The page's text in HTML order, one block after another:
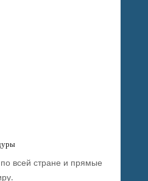
по всей стране и прямые